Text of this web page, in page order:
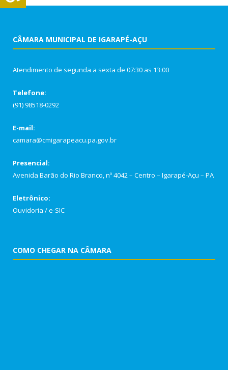
CÂMARA MUNICIPAL DE IGARAPÉ-AÇU
Atendimento de segunda a sexta de 07:30 as 13:00
Telefone:
(91) 98518-0292
E-mail:
camara@cmigarapeacu.pa.gov.br
Presencial:
Avenida Barão do Rio Branco, nº 4042 – Centro – Igarapé-Açu – PA
Eletrônico:
Ouvidoria /e-SIC
COMO CHEGAR NA CÂMARA